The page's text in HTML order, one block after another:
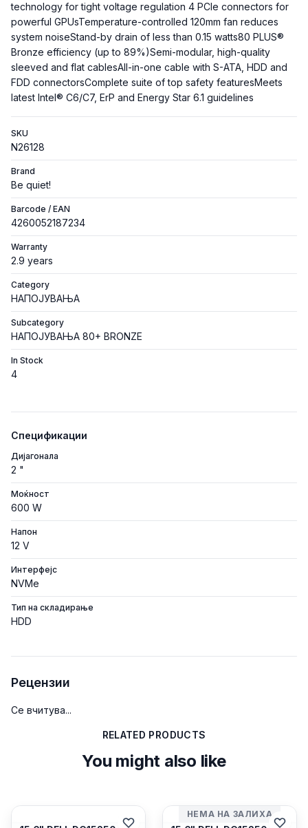
technology for tight voltage regulation 4 PCIe connectors for
powerful GPUsTemperature-controlled 120mm fan reduces
system noiseStand-by drain of less than 0.15 watts80 PLUS®
Bronze efficiency (up to 89%)Semi-modular, high-quality
sleeved and flat cablesAll-in-one cable with S-ATA, HDD and
FDD connectorsComplete suite of top safety featuresMeets
latest Intel® C6/C7, ErP and Energy Star 6.1 guidelines
SKU
N26128
Brand
Be quiet!
Barcode / EAN
4260052187234
Warranty
2.9 years
Category
НАПОЈУВАЊА
Subcategory
НАПОЈУВАЊА 80+ BRONZE
In Stock
4
Спецификации
Дијагонала
2 "
Моќност
600 W
Напон
12 V
Интерфејс
NVMe
Тип на складирање
HDD
Рецензии
Се вчитува...
RELATED PRODUCTS
You might also like
НЕМА НА ЗАЛИХА